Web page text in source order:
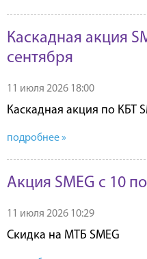
Каскадная акция
сентября
11 июля 2026 18:00
Каскадная акция по КБТ
подробнее »
Акция SMEG с 10
11 июля 2026 10:29
Скидка на МТБ SMEG